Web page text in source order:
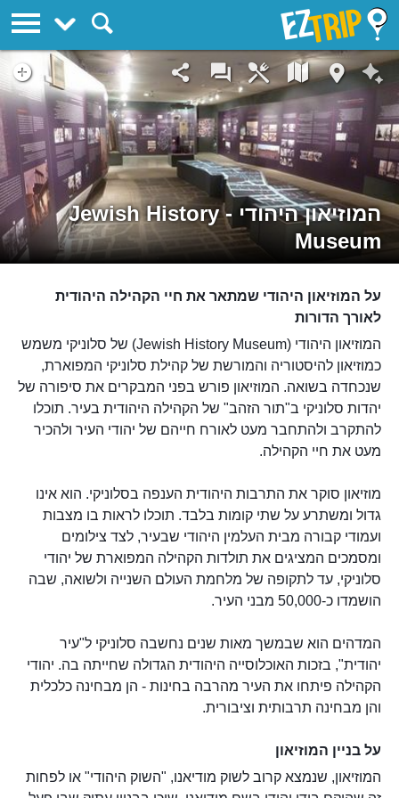
המוזיאון היהודי - Jewish History
Museum
על המוזיאון היהודי שמתאר את חיי הקהילה היהודית
לאורך הדורות
המוזיאון היהודי (Jewish History Museum) של סלוניקי משמש
כמוזיאון להיסטוריה והמורשת של קהילת סלוניקי המפוארת,
שנכחדה בשואה. המוזיאון פורש בפני המבקרים את סיפורה של
יהדות סלוניקי ב"תור הזהב" של הקהילה היהודית בעיר. תוכלו
להתקרב ולהתחבר מעט לאורח חייהם של יהודי העיר ולהכיר
מעט את חיי הקהילה.
מוזיאון סוקר את התרבות היהודית הענפה בסלוניקי. הוא אינו
גדול ומשתרע על שתי קומות בלבד. תוכלו לראות בו מצבות
ועמודי קבורה מבית העלמין היהודי שבעיר, לצד צילומים
ומסמכים המציגים את תולדות הקהילה המפוארת של יהודי
סלוניקי, עד לתקופה של מלחמת העולם השנייה ולשואה, שבה
הושמדו כ-50,000 מבני העיר.
המדהים הוא שבמשך מאות שנים נחשבה סלוניקי ל"עיר
יהודית", בזכות האוכלוסייה היהודית הגדולה שחייתה בה. יהודי
הקהילה פיתחו את העיר מהרבה בחינות - הן מבחינה כלכלית
והן מבחינה תרבותית וציבורית.
על בניין המוזיאון
המוזיאון, שנמצא קרוב לשוק מודיאנו, "השוק היהודי" או לפחות
EZTrip